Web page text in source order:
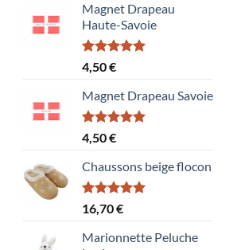
Magnet Drapeau
Haute-Savoie
Note5.00
sur 5
4,50€
Magnet Drapeau Savoie
Note5.00
sur 5
4,50€
Chaussons beige flocon
Note5.00
sur 5
16,70€
Marionnette Peluche